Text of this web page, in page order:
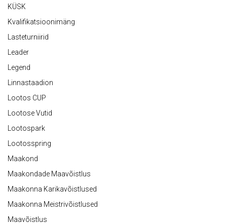
KÜSK
Kvalifikatsioonimäng
Lasteturniirid
Leader
Legend
Linnastaadion
Lootos CUP
Lootose Vutid
Lootospark
Lootosspring
Maakond
Maakondade Maavõistlus
Maakonna Karikavõistlused
Maakonna Meistrivõistlused
Maavõistlus